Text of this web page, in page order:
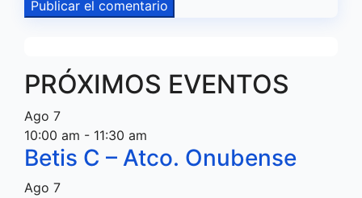
PRÓXIMOS EVENTOS
Ago 7
10:00 am - 11:30 am
Betis C – Atco. Onubense
Ago 7